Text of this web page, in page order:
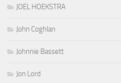
JOEL HOEKSTRA
John Coghlan
Johnnie Bassett
Jon Lord